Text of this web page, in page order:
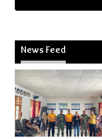
News Feed